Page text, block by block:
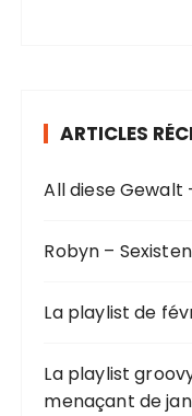
ARTICLES
All diese Gewalt
Robyn –
La playlist de
La playlist
menaçant de